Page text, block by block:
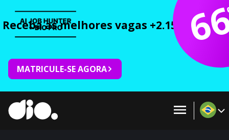
Receba as melhores vagas +2.150 cursos
MATRICULE-SE AGORA